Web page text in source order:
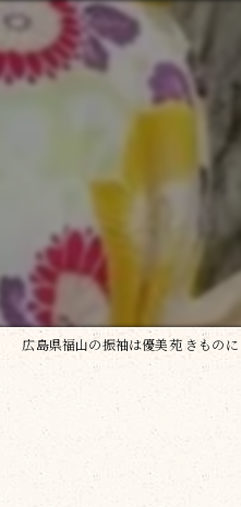
広島県福山の振袖は優美苑 きものに